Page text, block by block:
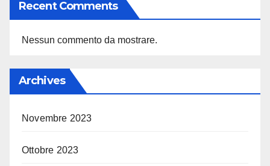
Recent Comments
Nessun commento da mostrare.
Archives
Novembre 2023
Ottobre 2023